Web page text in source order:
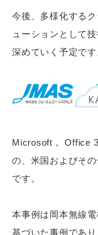
今後、多様化する
ューションとして
深めていく予定です
Microsoft， Office
の、米国およびそ
です。
本事例は岡本無線
基づいた事例であ